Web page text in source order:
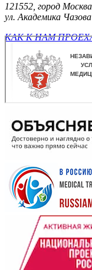
121552, город Москва
ул. Академика
КАК К НАМ